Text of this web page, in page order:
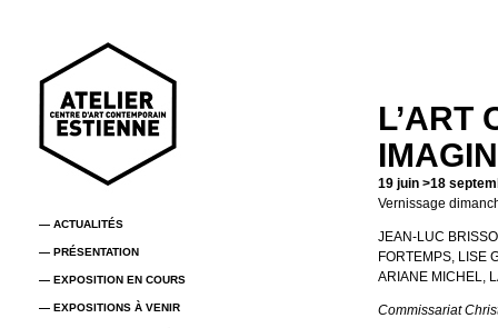
— ACTUALITÉS
— PRÉSENTATION
— EXPOSITION EN COURS
— EXPOSITIONS À VENIR
L’ART
19 juin >18
Vernissage
JEAN-LUC
FORTEMPS, LISE
ARIANE MICHEL,
Commissariat